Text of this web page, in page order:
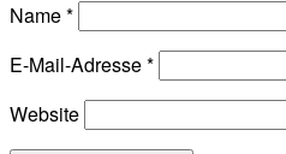
Name*
E-Mail-Adresse*
Website